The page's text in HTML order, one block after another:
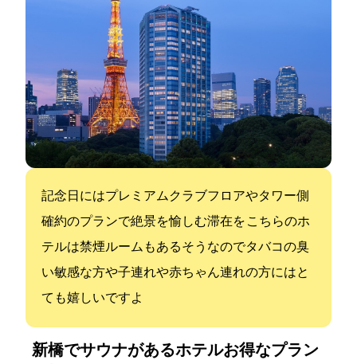
記念日にはプレミアムクラブフロアやタワー側
確約のプランで絶景を愉しむ滞在を こちらのホ
テルは禁煙ルームもあるそうなのでタバコの臭
い敏感な方や子連れや赤ちゃん連れの方にはと
ても嬉しいですよ
新橋でサウナがあるホテル:お得なプラン